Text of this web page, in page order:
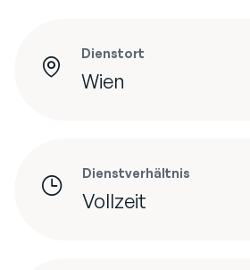
Dienstort
Wien
Dienstverhältnis
Vollzeit